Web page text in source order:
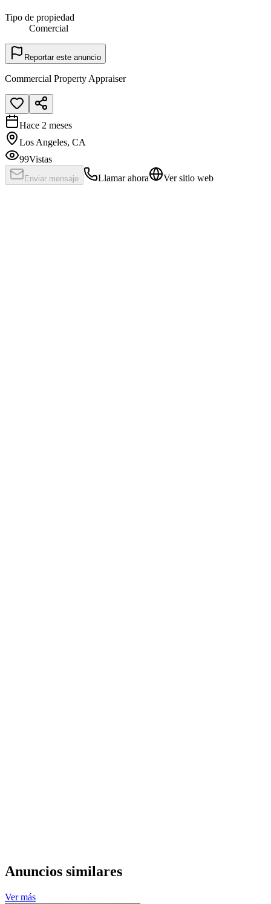
Tipo de propiedad
Comercial
Reportar este anuncio
Commercial Property Appraiser
Hace 2 meses
Los Angeles, CA
99Vistas
Enviar mensaje Llamar ahora Ver sitio web
Anuncios similares
Ver más